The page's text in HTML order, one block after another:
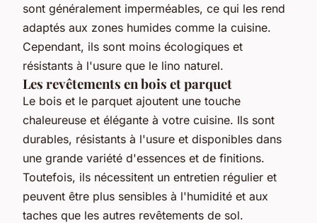
sont généralement imperméables, ce qui les rend
adaptés aux zones humides comme la cuisine.
Cependant, ils sont moins écologiques et
résistants à l'usure que le lino naturel.
Les revêtements en bois et parquet
Le bois et le parquet ajoutent une touche
chaleureuse et élégante à votre cuisine. Ils sont
durables, résistants à l'usure et disponibles dans
une grande variété d'essences et de finitions.
Toutefois, ils nécessitent un entretien régulier et
peuvent être plus sensibles à l'humidité et aux
taches que les autres revêtements de sol.